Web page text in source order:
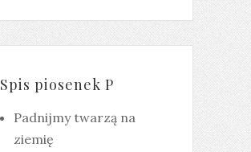
Spis piosenek P
Padnijmy twarzą na
ziemię